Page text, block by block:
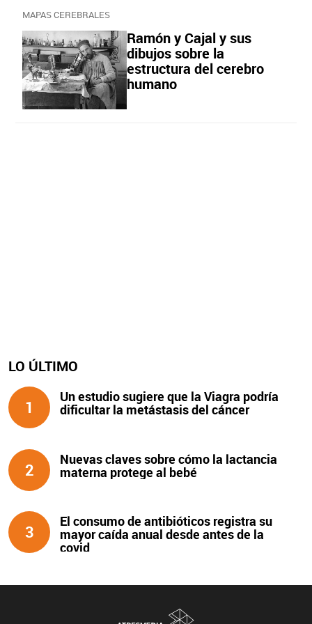
MAPAS CEREBRALES
Ramón y Cajal y sus
dibujos sobre la
estructura del cerebro
humano
LO ÚLTIMO
1
Un estudio sugiere que la Viagra podría
dificultar la metástasis del cáncer
2
Nuevas claves sobre cómo la lactancia
materna protege al bebé
3
El consumo de antibióticos registra su
mayor caída anual desde antes de la
covid